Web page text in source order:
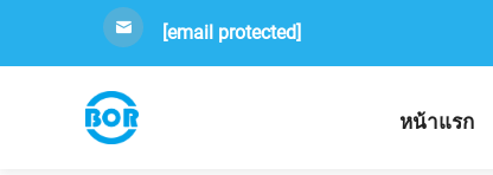
[email protected]
หน้าแรก